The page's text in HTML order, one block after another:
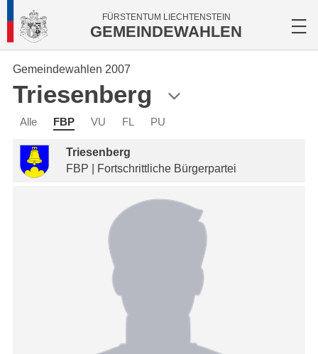
FÜRSTENTUM LIECHTENSTEIN
GEMEINDEWAHLEN
Gemeindewahlen 2007
Triesenberg
Alle FBP VU FL PU
Triesenberg
FBP | Fortschrittliche Bürgerpartei